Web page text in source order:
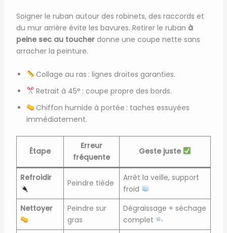
Soigner le ruban autour des robinets, des raccords et
du mur arrière évite les bavures. Retirer le ruban à
peine sec au toucherdonne une coupe nette sans
arracher la peinture.
Collage au ras : lignes droites garanties.
Retrait à 45° : coupe propre des bords.
Chiffon humide à portée : taches essuyées
immédiatement.
Étape
Erreur
fréquente
Geste juste
Refroidir
Peindre tiède
Arrêt la veille, support
froid
Nettoyer
Peindre sur
gras
Dégraissage + séchage
complet